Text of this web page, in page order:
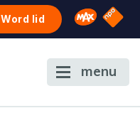
Word lid Omroep
NPO
menu